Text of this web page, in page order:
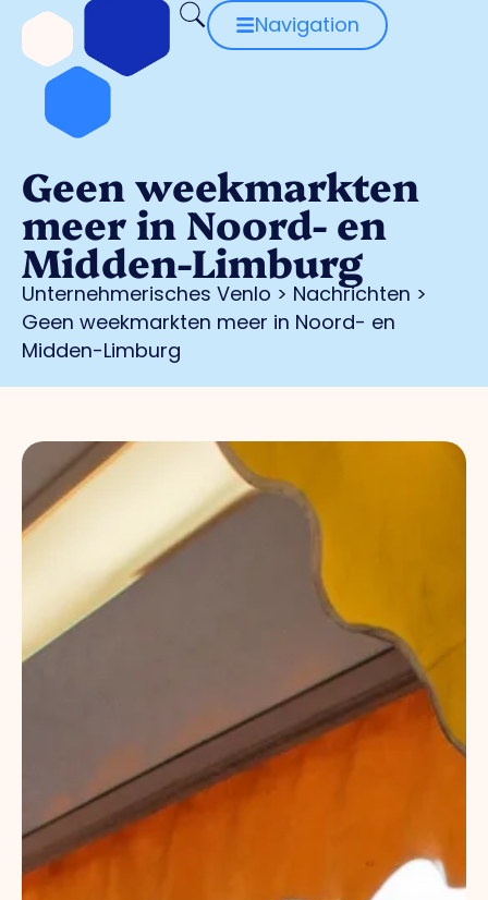
Navigation
Geen weekmarkten
meer in Noord- en
Midden-Limburg
Unternehmerisches Venlo > Nachrichten >
Geen weekmarkten meer in Noord- en
Midden-Limburg